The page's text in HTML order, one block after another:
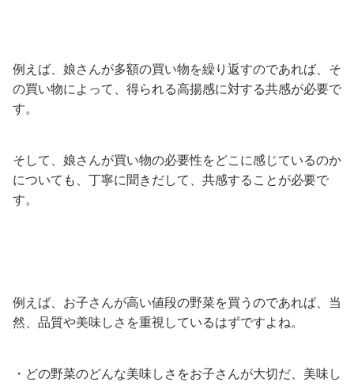
例えば、娘さんが多額の買い物を繰り返すのであれば、そ
の買い物によって、得られる高揚感に対する共感が必要で
す。
そして、娘さんが買い物の必要性をどこに感じているのか
についても、丁寧に聞きだして、共感することが必要で
す。
例えば、お子さんが高い値段の野菜を買うのであれば、当
然、品質や美味しさを重視しているはずですよね。
・どの野菜のどんな美味しさをお子さんが大切だ、美味し